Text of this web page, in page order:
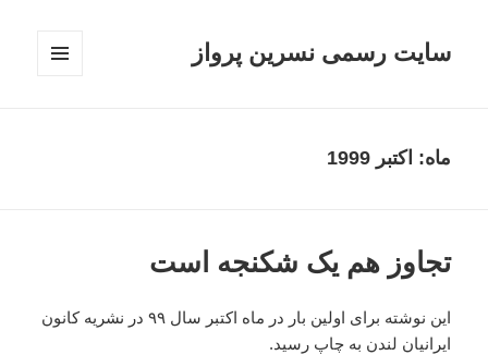
سایت رسمی نسرین پرواز
ماه: اکتبر 1999
تجاوز هم يک شکنجه است
اين نوشته براى اولين بار در ماه اکتبر سال ٩٩ در نشريه کانون
ايرانيان لندن به چاپ رسيد.